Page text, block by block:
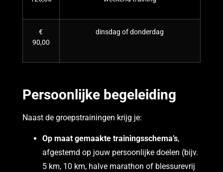
€
90,00
dinsdag of donderdag
Persoonlijke begeleiding
Naast de groepstrainingen krijg je:
Op maat gemaakte trainingsschema’s,
afgestemd op jouw persoonlijke doelen (bijv.
5 km, 10 km, halve marathon of blessurevrij